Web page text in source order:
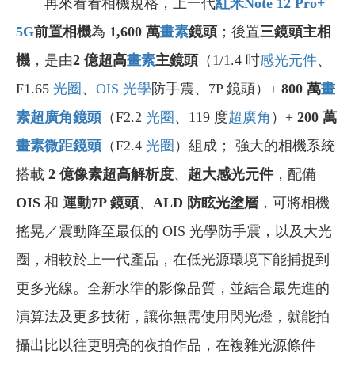
再來看看相機規格，上一代紅米Note 12 Pro+
5G前置相機為 1,600 萬畫素鏡頭 ；後置三鏡頭主相
機 ，是由2 億超高畫素主鏡頭 （1/1.4 吋感光元件、
F1.65 光圈 、 OIS 光學 防手震、7P 鏡頭）+ 800 萬畫
素超廣角鏡頭 （F2.2 光圈 、119 度超廣角 ）+ 200 萬
畫素微距鏡頭 （F2.4 光圈 ）組成； 強大的相機系統
搭載 2 億像素超高解析度、 超大感光元件，配備
OIS 和 運動7P 鏡頭、 ALD 防眩光塗層 ，可將相機
搖晃／震動降至最低的 OIS 光學防手震，以及大光
圈，相較於上一代產品，在低光源環境下能捕捉到
更多光線。全新水準的影像品質，並結合最先進的
演算法及更多技術，讓你無需使用閃光燈，就能拍
攝出比以往更明亮的夜拍作品，在複雜光源條件